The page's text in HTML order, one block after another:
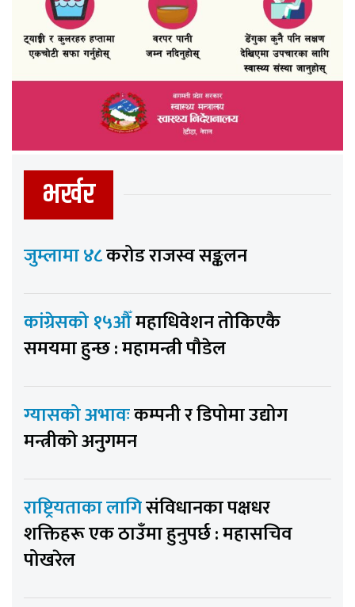
भर्खर
जुम्लामा ४८करोड राजस्व सङ्कलन
कांग्रेसको १५औँमहाधिवेशन तोकिएकै
समयमा हुन्छ : महामन्त्री पौडेल
ग्यासको अभावःकम्पनी र डिपोमा उद्योग
मन्त्रीको अनुगमन
राष्ट्रियताका लागिसंविधानका पक्षधर
शक्तिहरू एक ठाउँमा हुनुपर्छ : महासचिव
पोखरेल